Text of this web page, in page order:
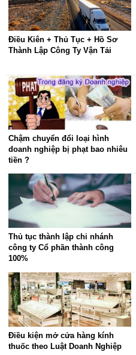
Điều Kiên + Thủ Tục + Hồ Sơ
Thành Lập Công Ty Vận Tải
Chậm chuyển đổi loại hình
doanh nghiệp bị phạt bao nhiêu
tiền ?
Thủ tục thành lập chi nhánh
công ty Cổ phần thành công
100%
Điều kiện mở cửa hàng kính
thuốc theo Luật Doanh Nghiệp